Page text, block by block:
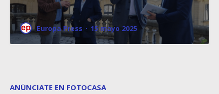
Europa Press · 15 mayo 2025
ANÚNCIATE EN FOTOCASA